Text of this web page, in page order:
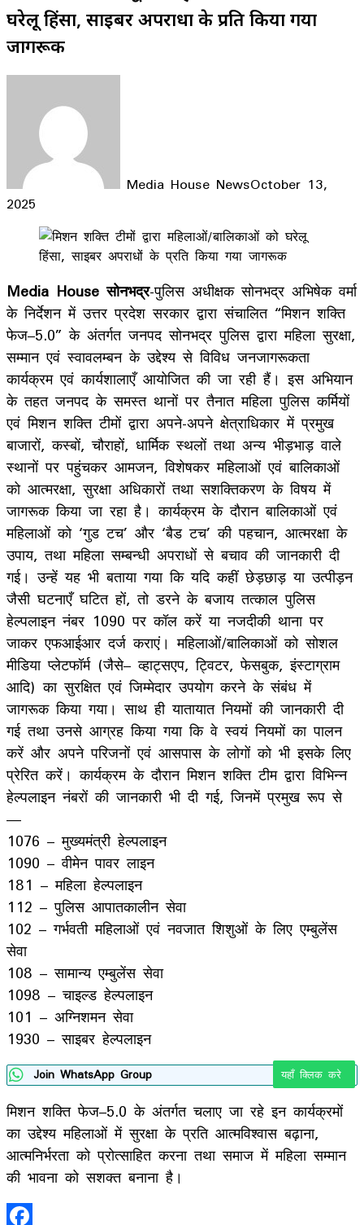
घरेलू हिंसा, साइबर अपराधों के प्रति किया गया
जागरूक
Media House NewsOctober 13,
2025
Facebook
LinkedIn
WhatsApp
Telegram
Media House सोनभद्र-पुलिस अधीक्षक सोनभद्र अभिषेक वर्मा
के निर्देशन में उत्तर प्रदेश सरकार द्वारा संचालित “मिशन शक्ति
फेज–5.0” के अंतर्गत जनपद सोनभद्र पुलिस द्वारा महिला सुरक्षा,
सम्मान एवं स्वावलम्बन के उद्देश्य से विविध जनजागरूकता
कार्यक्रम एवं कार्यशालाएँ आयोजित की जा रही हैं। इस अभियान
के तहत जनपद के समस्त थानों पर तैनात महिला पुलिस कर्मियों
एवं मिशन शक्ति टीमों द्वारा अपने-अपने क्षेत्राधिकार में प्रमुख
बाजारों, कस्बों, चौराहों, धार्मिक स्थलों तथा अन्य भीड़भाड़ वाले
स्थानों पर पहुंचकर आमजन, विशेषकर महिलाओं एवं बालिकाओं
को आत्मरक्षा, सुरक्षा अधिकारों तथा सशक्तिकरण के विषय में
जागरूक किया जा रहा है। कार्यक्रम के दौरान बालिकाओं एवं
महिलाओं को ‘गुड टच’ और ‘बैड टच’ की पहचान, आत्मरक्षा के
उपाय, तथा महिला सम्बन्धी अपराधों से बचाव की जानकारी दी
गई। उन्हें यह भी बताया गया कि यदि कहीं छेड़छाड़ या उत्पीड़न
जैसी घटनाएँ घटित हों, तो डरने के बजाय तत्काल पुलिस
हेल्पलाइन नंबर 1090 पर कॉल करें या नजदीकी थाना पर
जाकर एफआईआर दर्ज कराएं। महिलाओं/बालिकाओं को सोशल
मीडिया प्लेटफॉर्म (जैसे– व्हाट्सएप, ट्विटर, फेसबुक, इंस्टाग्राम
आदि) का सुरक्षित एवं जिम्मेदार उपयोग करने के संबंध में
जागरूक किया गया। साथ ही यातायात नियमों की जानकारी दी
गई तथा उनसे आग्रह किया गया कि वे स्वयं नियमों का पालन
करें और अपने परिजनों एवं आसपास के लोगों को भी इसके लिए
प्रेरित करें। कार्यक्रम के दौरान मिशन शक्ति टीम द्वारा विभिन्न
हेल्पलाइन नंबरों की जानकारी भी दी गई, जिनमें प्रमुख रूप से
—
1076 – मुख्यमंत्री हेल्पलाइन
1090 – वीमेन पावर लाइन
181 – महिला हेल्पलाइन
112 – पुलिस आपातकालीन सेवा
102 – गर्भवती महिलाओं एवं नवजात शिशुओं के लिए एम्बुलेंस
सेवा
108 – सामान्य एम्बुलेंस सेवा
1098 – चाइल्ड हेल्पलाइन
101 – अग्निशमन सेवा
1930 – साइबर हेल्पलाइन
Join WhatsApp Group यहाँ क्लिक करे
मिशन शक्ति फेज–5.0 के अंतर्गत चलाए जा रहे इन कार्यक्रमों
का उद्देश्य महिलाओं में सुरक्षा के प्रति आत्मविश्वास बढ़ाना,
आत्मनिर्भरता को प्रोत्साहित करना तथा समाज में महिला सम्मान
की भावना को सशक्त बनाना है।